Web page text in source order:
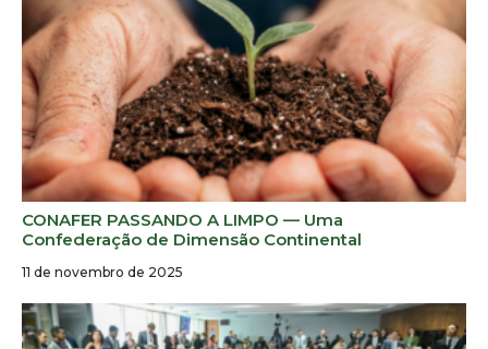
CONAFER PASSANDO A LIMPO — Uma
Confederação de Dimensão Continental
11 de novembro de 2025